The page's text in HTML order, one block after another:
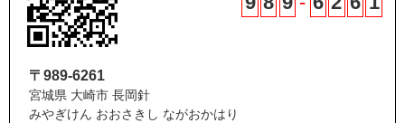
〒989-6261
宮城県 大崎市 長岡針
みやぎけん おおさきし ながおかはり